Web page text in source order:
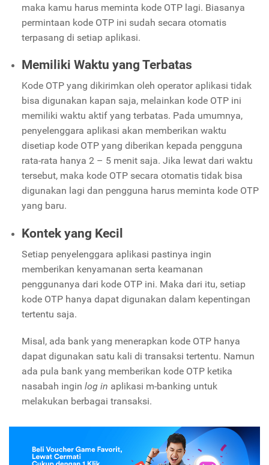
maka kamu harus meminta kode OTP lagi. Biasanya
permintaan kode OTP ini sudah secara otomatis
terpasang di setiap aplikasi.
Memiliki Waktu yang Terbatas
Kode OTP yang dikirimkan oleh operator aplikasi tidak
bisa digunakan kapan saja, melainkan kode OTP ini
memiliki waktu aktif yang terbatas. Pada umumnya,
penyelenggara aplikasi akan memberikan waktu
disetiap kode OTP yang diberikan kepada pengguna
rata-rata hanya 2 – 5 menit saja. Jika lewat dari waktu
tersebut, maka kode OTP secara otomatis tidak bisa
digunakan lagi dan pengguna harus meminta kode OTP
yang baru.
Kontek yang Kecil
Setiap penyelenggara aplikasi pastinya ingin
memberikan kenyamanan serta keamanan
penggunanya dari kode OTP ini. Maka dari itu, setiap
kode OTP hanya dapat digunakan dalam kepentingan
tertentu saja.
Misal, ada bank yang menerapkan kode OTP hanya
dapat digunakan satu kali di transaksi tertentu. Namun
ada pula bank yang memberikan kode OTP ketika
nasabah ingin log in aplikasi m-banking untuk
melakukan berbagai transaksi.